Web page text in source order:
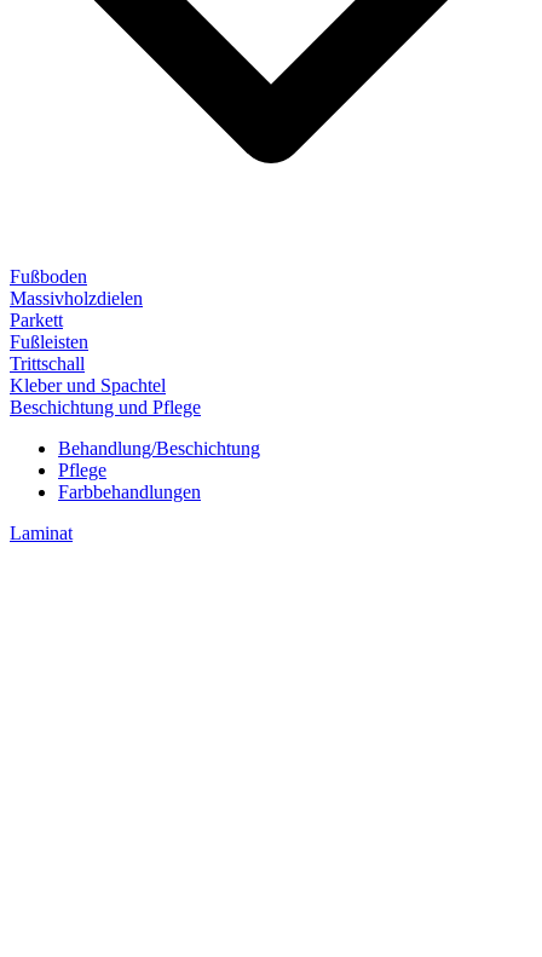
Fußboden
Massivholzdielen
Parkett
Fußleisten
Trittschall
Kleber und Spachtel
Beschichtung und Pflege
Behandlung/Beschichtung
Pflege
Farbbehandlungen
Laminat